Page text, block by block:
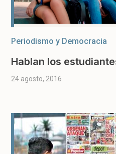
Periodismo y Democracia
Hablan los
24 agosto, 2016